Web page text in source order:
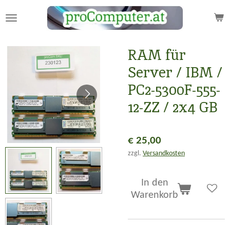
Hauptinhalt
RAM für
Server / IBM /
PC2-5300F-555-
12-ZZ / 2x4 GB
€ 25,00
zzgl. Versandkosten
In den
Warenkorb